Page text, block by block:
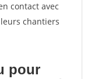
contact avec
chantiers
pour